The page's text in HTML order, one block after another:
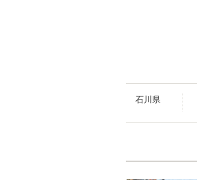
石川県